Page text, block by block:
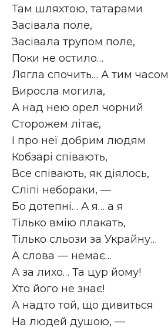
Там шляхтою, татарами
Засівала поле,
Засівала трупом поле,
Поки не остило…
Лягла спочить… А тим часом
Виросла могила,
А над нею орел чорний
Сторожем літає,
І про неї добрим людям
Кобзарі співають,
Все співають, як діялось,
Сліпі небораки, —
Бо дотепні… А я… а я
Тілько вмію плакать,
Тілько сльози за Украйну…
А слова — немає…
А за лихо… Та цур йому!
Хто його не знає!
А надто той, що дивиться
На людей душою, —